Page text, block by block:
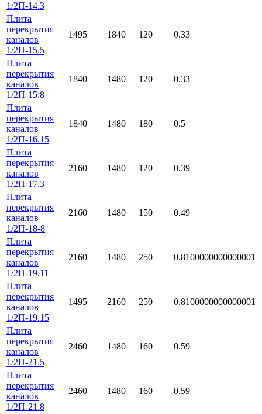
1/2П-14.3
Плита
перекрытия
каналов
1/2П-15.5
1495 1840 120 0.33
Плита
перекрытия
каналов
1/2П-15.8
1840 1480 120 0.33
Плита
перекрытия
каналов
1/2П-16.15
1840 1480 180 0.5
Плита
перекрытия
каналов
1/2П-17.3
2160 1480 120 0.39
Плита
перекрытия
каналов
1/2П-18-8
2160 1480 150 0.49
Плита
перекрытия
каналов
1/2П-19.11
2160 1480 250 0.8100000000000001
Плита
перекрытия
каналов
1/2П-19.15
1495 2160 250 0.8100000000000001
Плита
перекрытия
каналов
1/2П-21.5
2460 1480 160 0.59
Плита
перекрытия
каналов
1/2П-21.8
2460 1480 160 0.59